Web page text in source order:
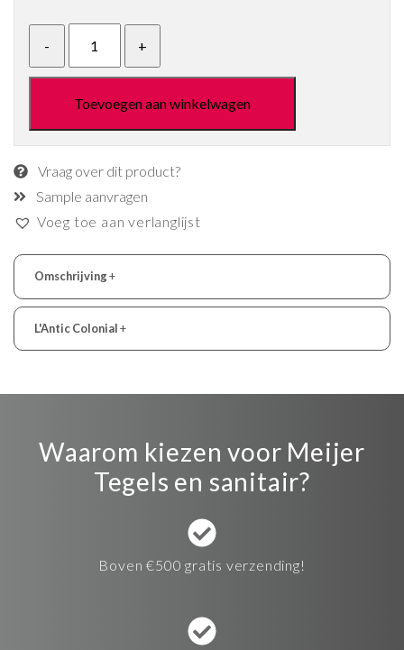
Toevoegen aan winkelwagen
Vraag over dit product?
Sample aanvragen
Voeg toe aan verlanglijst
Omschrijving+
L'Antic Colonial+
Waarom kiezen voor Meijer
Tegels en sanitair?
Boven €500 gratis verzending!